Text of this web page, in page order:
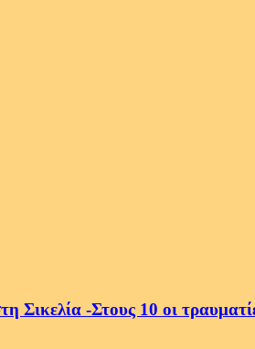
Σικελία -Στους 10 οι